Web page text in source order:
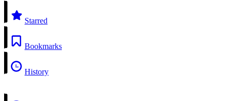
Starred
Bookmarks
History